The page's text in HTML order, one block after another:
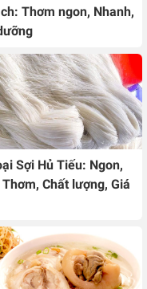
Thơm ngon, Nhanh,
Sợi Hủ Tiếu: Ngon,
Thơm, Chất lượng, Giá